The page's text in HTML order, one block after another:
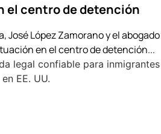
el centro de detención
José López Zamorano y el abogado
en el centro de detención...